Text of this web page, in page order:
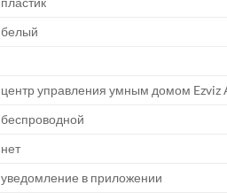
белый
центр управления умным домом Ezviz
беспроводной
нет
уведомление в приложении